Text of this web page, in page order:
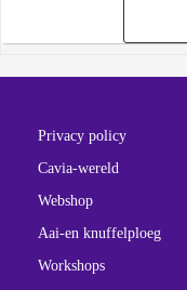
Privacy policy
Cavia-wereld
Webshop
Aai-en knuffelploeg
Workshops